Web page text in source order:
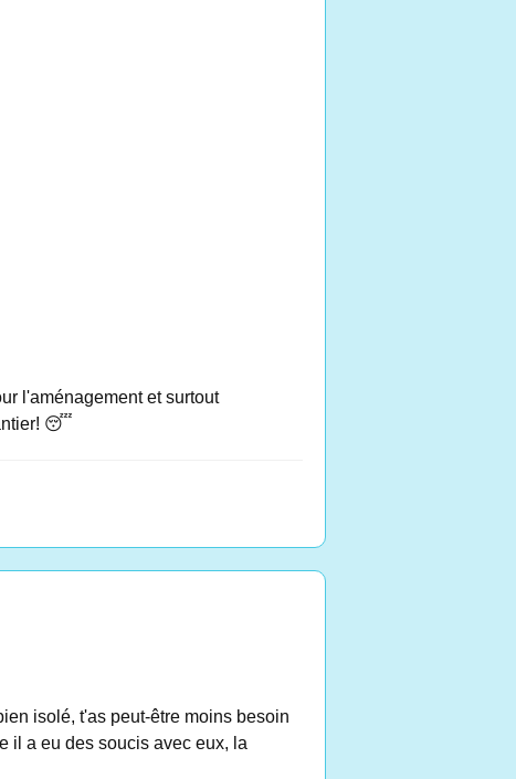
l'aménagement et surtout
😴
isolé, t'as peut-être moins besoin
il a eu des soucis avec eux, la